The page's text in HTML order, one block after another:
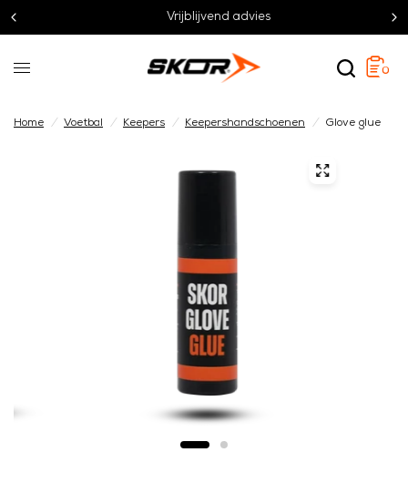
Vrijblijvend advies
0
Home / Voetbal / Keepers / Keepershandschoenen / Glove glue